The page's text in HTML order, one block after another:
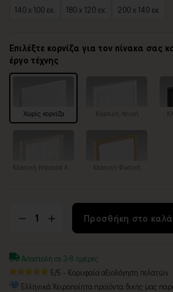
140 x 100 εκ.
180 x 120 εκ. 200 x 140 εκ.
Επιλέξτε κορνίζα για τον πίνακα σας
έργο τέχνης
Χωρίς κορνίζα Κλασική Λευκή
Κλασική Φυσική
Προσθήκη στο
Αποστολή σε 3-8 ημέρες
5/5 - Κορυφαία αξιολόγηση πελατών
Ελληνικά Χειροποίητα προϊόντα δικής μας